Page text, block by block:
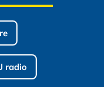
radio